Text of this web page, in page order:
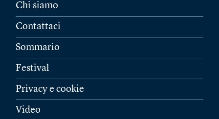
Chi siamo
Contattaci
Sommario
Festival
Privacy e cookie
Video